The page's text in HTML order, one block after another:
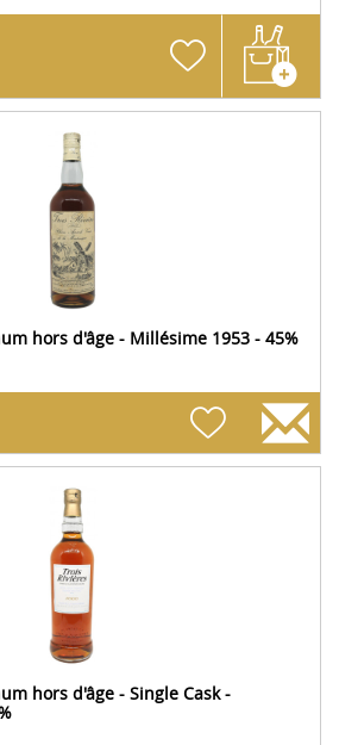
hors d'âge - Millésime 1953 - 45%
hors d'âge - Single Cask -